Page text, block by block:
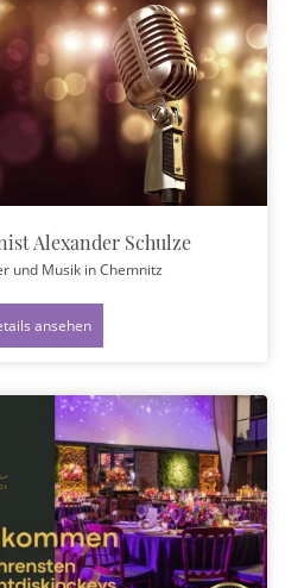
Alexander Schulze
und Musik in Chemnitz
ansehen